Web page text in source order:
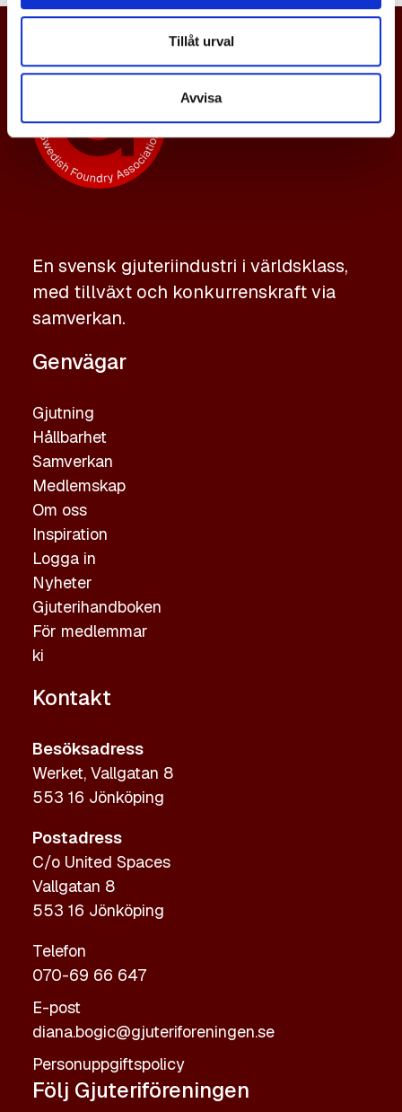
Tillåt urval
Avvisa
En svensk gjuteriindustri i världsklass,
med tillväxt och konkurrenskraft via
samverkan.
Genvägar
Gjutning
Hållbarhet
Samverkan
Medlemskap
Om oss
Inspiration
Logga in
Nyheter
Gjuterihandboken
För medlemmar
ki
Kontakt
Besöksadress
Werket, Vallgatan 8
553 16 Jönköping
Postadress
C/o United Spaces
Vallgatan 8
553 16 Jönköping
Telefon
070-69 66 647
E-post
diana.bogic@gjuteriforeningen.se
Personuppgiftspolicy
Följ Gjuteriföreningen